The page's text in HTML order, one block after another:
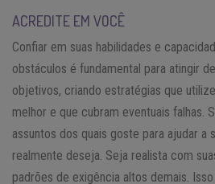
ACREDITE EM VOCÊ
Confiar em suas habilidades e
obstáculos é fundamental para atingir
objetivos, criando estratégias que
melhor e que cubram eventuais falhas.
assuntos dos quais goste para ajudar a
realmente deseja. Seja realista com
padrões de exigência altos demais.